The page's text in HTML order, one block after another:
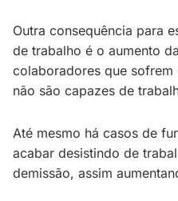
Outra consequência para
de trabalho é o aumento
colaboradores que sofrem
não são capazes de
Até mesmo há casos de
acabar desistindo de
demissão, assim